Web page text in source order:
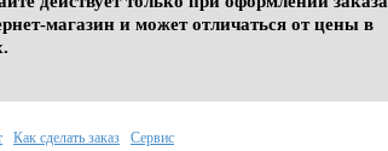
магазин и может отличаться от цены в
Как сделать заказ Сервис